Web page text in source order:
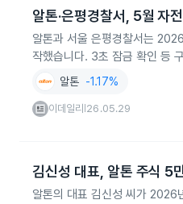
알톤·은평경찰서, 5월 자
알톤과 서울 은평경찰서는
작했습니다. 3초 잠금 확인 등
알톤 -1.17%
이데일리 26.05.29
김신성 대표, 알톤 주식 5
알톤의 대표 김신성 씨가